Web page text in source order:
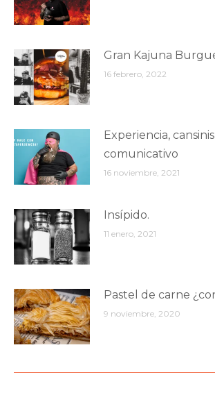
Gran Kajuna
16 febrero, 2022
Experiencia,
comunicativo
16 noviembre, 2021
Insípido.
11 enero, 2021
Pastel de carne
9 noviembre, 2020